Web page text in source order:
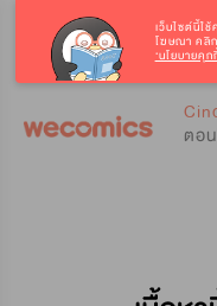
ตอ
เว็บไซต์นี้ใ
โฆษณา คลิ
‘นโยบายคุก